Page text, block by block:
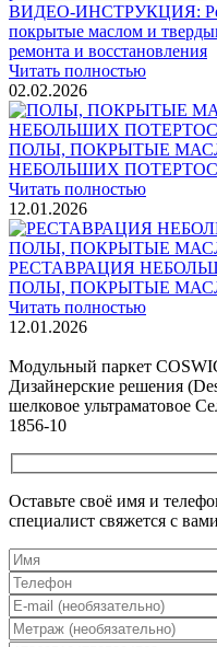
ВИДЕО-ИНСТРУКЦИЯ:
покрытые маслом и
ремонта и восстановления
Читать полностью
02.02.2026
ПОЛЫ, ПОКРЫТЫЕ
НЕБОЛЬШИХ
Читать полностью
12.01.2026
РЕСТАВРАЦИЯ
ПОЛЫ, ПОКРЫТЫЕ
Читать полностью
12.01.2026
Модульный паркет
Дизайнерские решения
шелковое ультраматовое
1856-10
Оставьте своё имя и
специалист свяжется с вами